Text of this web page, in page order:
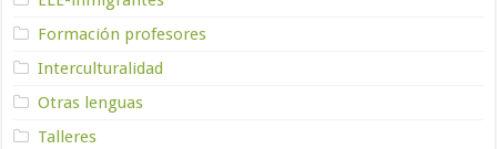
Formación profesores
Interculturalidad
Otras lenguas
Talleres